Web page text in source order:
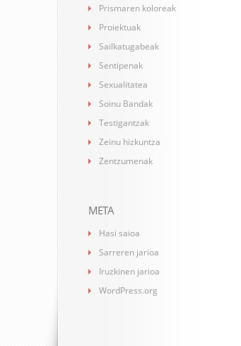
Prismaren koloreak
Proiektuak
Sailkatugabeak
Sentipenak
Sexualitatea
Soinu Bandak
Testigantzak
Zeinu hizkuntza
Zentzumenak
META
Hasi saioa
Sarreren jarioa
Iruzkinen jarioa
WordPress.org